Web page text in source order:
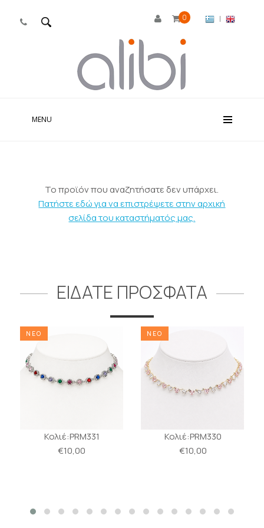
 0 |
MENU
Το προϊόν που αναζητήσατε δεν υπάρχει.
Πατήστε εδώ για να επιστρέψετε στην αρχική
σελίδα του καταστήματός μας.
ΕΙΔΑΤΕ ΠΡΟΣΦΑΤΑ
ΝΕΟ
Κολιέ:PRM331
€10,00
ΝΕΟ
Κολιέ:PRM330
€10,00